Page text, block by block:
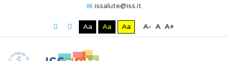
issalute@iss.it
Aa Aa Aa A- A A+